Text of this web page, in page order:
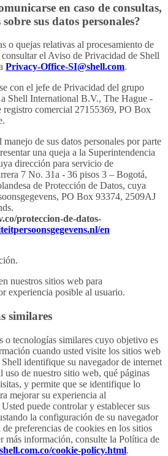
en caso de consultas,
sus datos personales?
o quejas relativas al procesamiento de
consultar el Aviso de Privacidad de Shell
Privacy-Office-SI@shell.com.
con el jefe de Privacidad del grupo
Shell International B.V., The Hague -
registro comercial 27155369, PO Box
de sus datos personales por parte
una queja a la Superintendencia
dirección para servicio de
7 No. 31a - 36 pisos 3 – Bogotá,
de Protección de Datos, cuya
PO Box 93374, 2509AJ
proteccion-de-datos-
en
nuestros sitios web para
experiencia posible al usuario.
similares
o tecnologías similares cuyo objetivo es
cuando usted visite los sitios web
identifique su navegador de internet
uso de nuestro sitio web, qué páginas
y permite que se identifique lo
mejorar su experiencia al
puede controlar y establecer sus
la configuración de su navegador
preferencias de cookies en los sitios
más información, consulte la Política de
cookie-policy.html.